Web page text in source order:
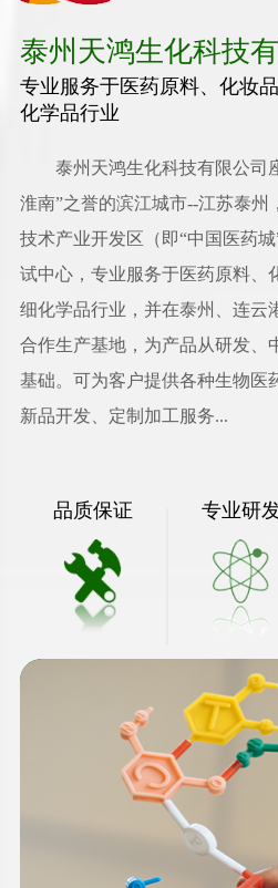
泰州天鸿生化科技
专业服务于医药原料、化妆
化学品行业
泰州天鸿生化科技有限公司
淮南”之誉的滨江城市--江苏泰州
技术产业开发区（即“中国医药
试中心，专业服务于医药原料、
细化学品行业，并在泰州、连云
合作生产基地，为产品从研发、
基础。可为客户提供各种生物医
新品开发、定制加工服务...
品质保证 专业研